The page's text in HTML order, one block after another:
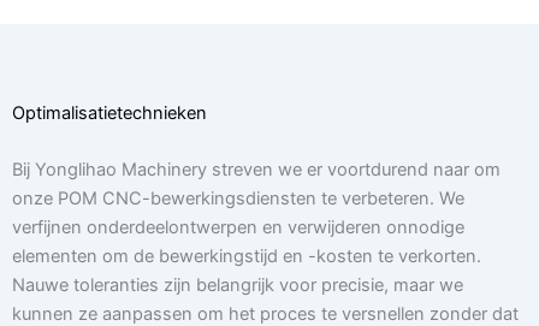
Optimalisatietechnieken
Bij Yonglihao Machinery streven we er voortdurend naar om
onze POM CNC-bewerkingsdiensten te verbeteren. We
verfijnen onderdeelontwerpen en verwijderen onnodige
elementen om de bewerkingstijd en -kosten te verkorten.
Nauwe toleranties zijn belangrijk voor precisie, maar we
kunnen ze aanpassen om het proces te versnellen zonder dat